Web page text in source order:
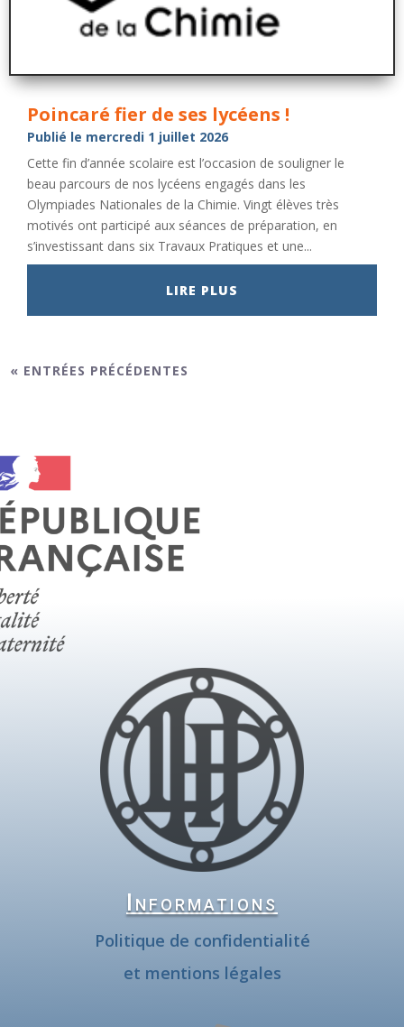
Poincaré fier de ses lycéens !
Publié le mercredi 1 juillet 2026
Cette fin d’année scolaire est l’occasion de souligner le
beau parcours de nos lycéens engagés dans les
Olympiades Nationales de la Chimie. Vingt élèves très
motivés ont participé aux séances de préparation, en
s’investissant dans six Travaux Pratiques et une...
LIRE PLUS
« ENTRÉES PRÉCÉDENTES
Informations
Politique de confidentialité
et mentions légales